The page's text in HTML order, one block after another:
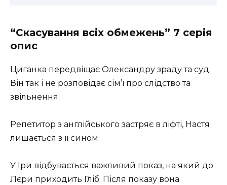
“Скасування всіх обмежень” 7 серія
опис
Циганка передвіщає Олександру зраду та суд.
Він так і не розповідає сім’ї про слідство та
звільнення.
Репетитор з англійського застряє в ліфті, Настя
лишається з її сином.
У Іри відбувається важливий показ, на який до
Лєри приходить Гліб. Після показу вона